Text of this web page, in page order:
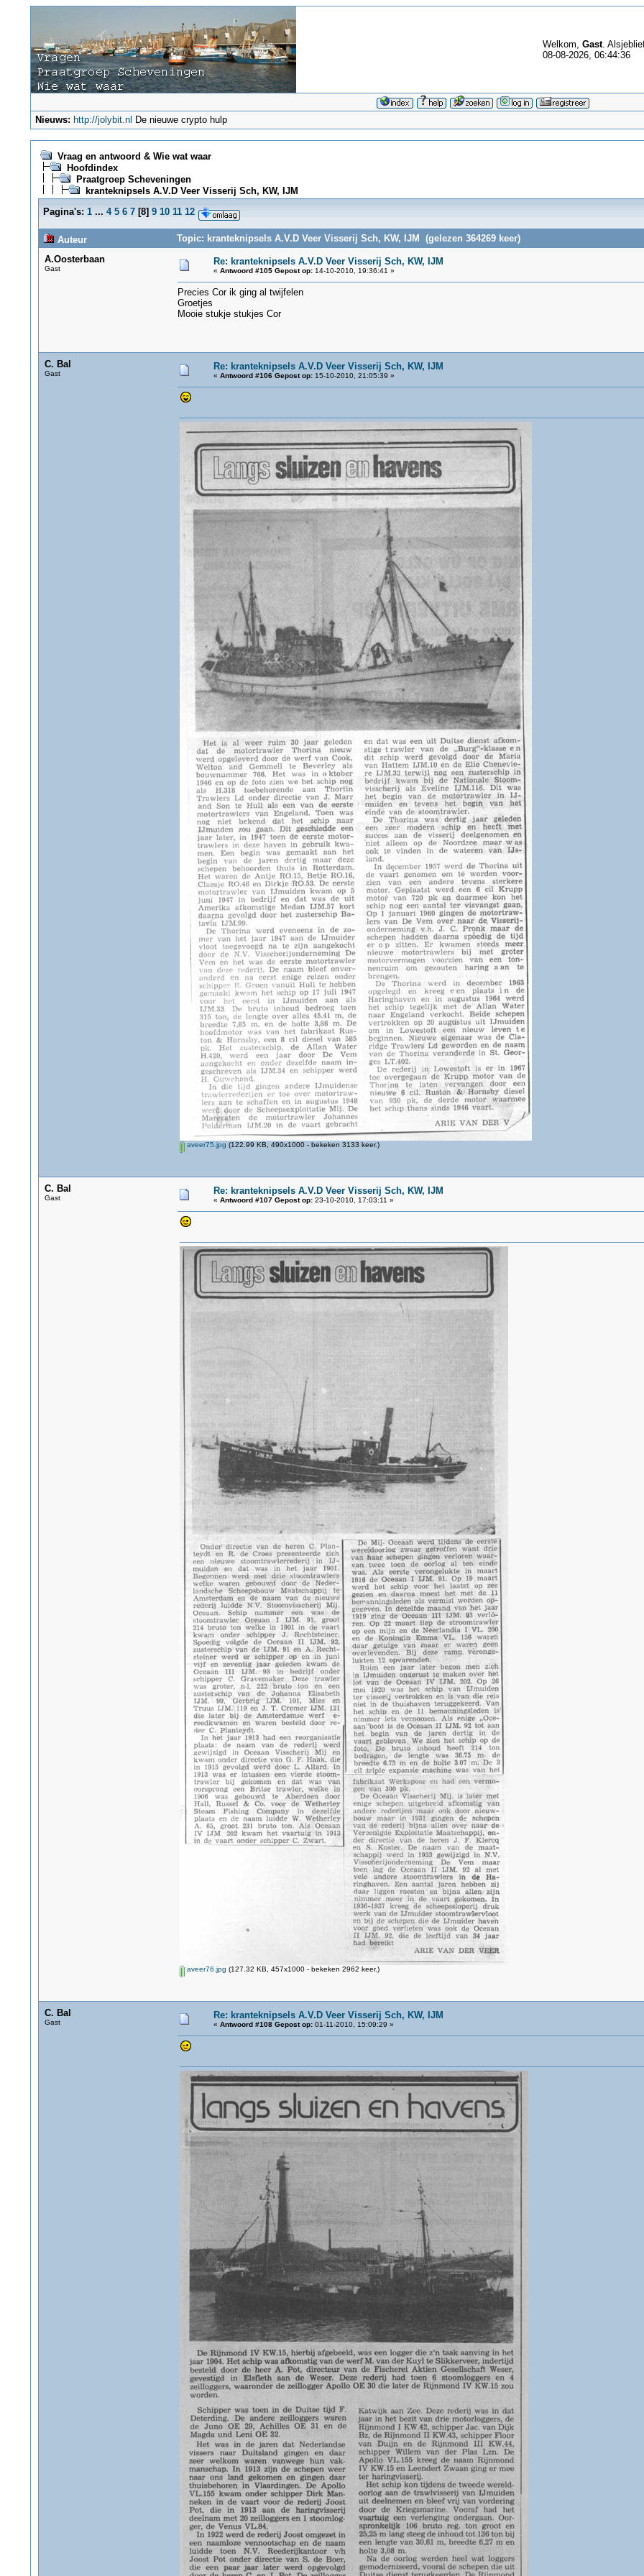
Welkom, Gast.
08-08-2026, 06:44:36
Nieuws: http://jolybit.nl De nieuwe crypto hulp
Vraag en antwoord & Wie wat waar
Hoofdindex
Praatgroep Scheveningen
kranteknipsels A.V.D Veer Visserij Sch, KW, IJM
Pagina's: 1 ... 4 5 6 7[8] 9 10 11 12
Auteur
Topic: kranteknipsels A.V.D Veer Visserij Sch, KW, IJM (gelezen 364269 keer)
A.Oosterbaan
Gast
Re: kranteknipsels A.V.D Veer Visserij Sch, KW, IJM
« Antwoord #105 Gepost op:14-10-2010, 19:36:41 »
Precies Cor ik ging al twijfelen
Groetjes
Mooie stukje stukjes Cor
C. Bal
Gast
Re: kranteknipsels A.V.D Veer Visserij Sch, KW, IJM
« Antwoord #106 Gepost op:15-10-2010, 21:05:39 »
aveer75.jpg (122.99 KB, 490x1000 - bekeken 3133 keer.)
C. Bal
Gast
Re: kranteknipsels A.V.D Veer Visserij Sch, KW, IJM
« Antwoord #107 Gepost op:23-10-2010, 17:03:11 »
aveer76.jpg (127.32 KB, 457x1000 - bekeken 2962 keer.)
C. Bal
Gast
Re: kranteknipsels A.V.D Veer Visserij Sch, KW, IJM
« Antwoord #108 Gepost op:01-11-2010, 15:09:29 »